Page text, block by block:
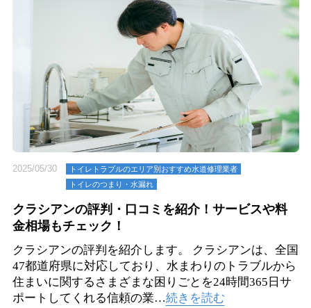
2025/05/30
トイレトラブルのエリア別おすすめ水道修理業者
トイレのつまり・⽔漏れ
クラシアンの評判・口コミを紹介！サービスや料
金相場もチェック！
クラシアンの評判を紹介します。 クラシアンは、全国
47都道府県に対応しており、水まわりのトラブルから
住まいに関するさまざまな困りごとを24時間365日サ
ポートしてくれる信頼の業…続きを読む